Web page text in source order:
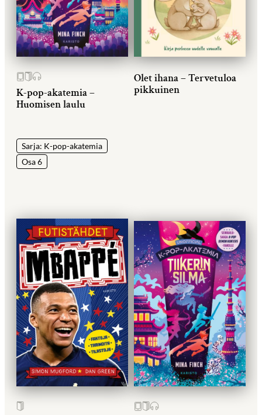
K-pop-akatemia –
Huomisen laulu
Sarja: K-pop-akatemia
Osa 6
Olet ihana – Tervetuloa
pikkuinen